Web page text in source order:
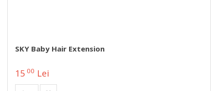
SKY Baby Hair Extension
15 00 Lei